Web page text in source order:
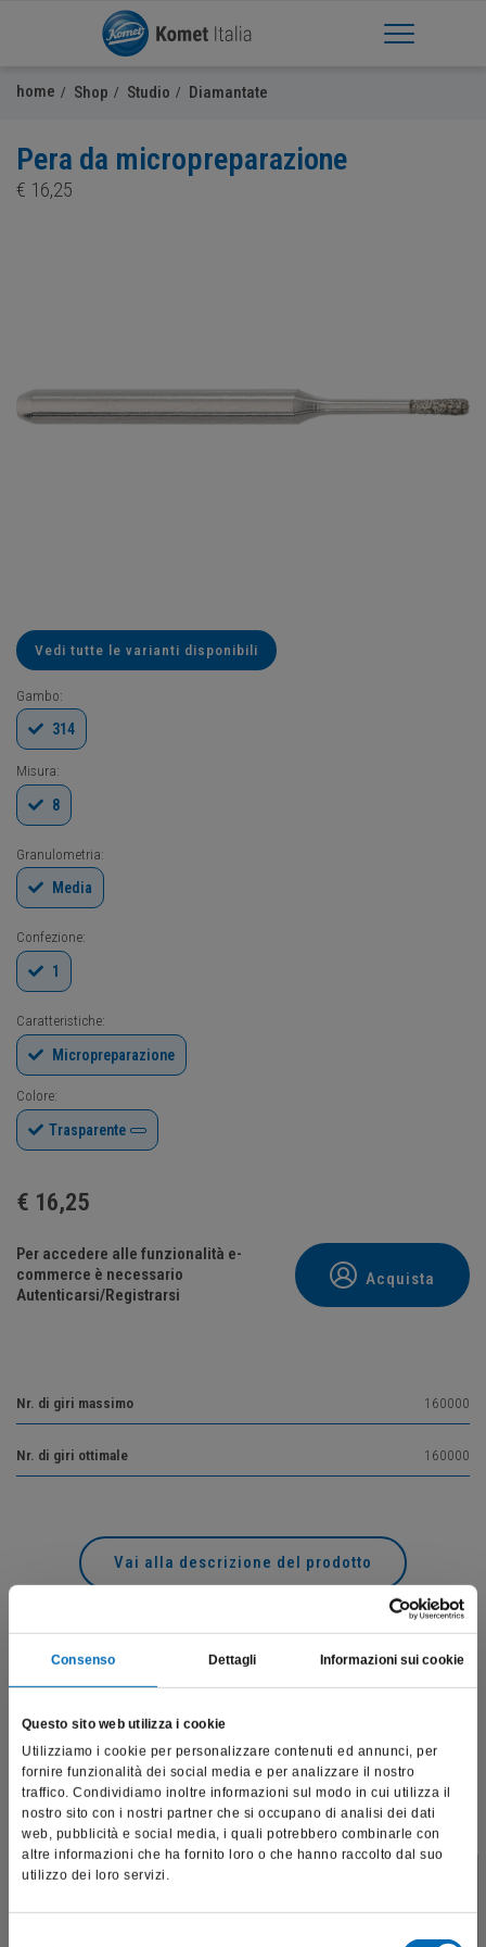
Consenso Dettagli Informazioni sui cookie
Questo sito web utilizza i cookie
Utilizziamo i cookie per personalizzare contenuti ed annunci, per
fornire funzionalità dei social media e per analizzare il nostro
traffico. Condividiamo inoltre informazioni sul modo in cui utilizza il
nostro sito con i nostri partner che si occupano di analisi dei dati
web, pubblicità e social media, i quali potrebbero combinarle con
altre informazioni che ha fornito loro o che hanno raccolto dal suo
utilizzo dei loro servizi.
Apri Menu
home Shop Studio Diamantate
Pera da micropreparazione
€ 16,25
Vedi tutte le varianti disponibili
Gambo:
314
Misura:
8
Granulometria:
Media
Confezione:
1
Caratteristiche:
Micropreparazione
Colore:
Trasparente
€ 16,25
Per accedere alle funzionalità e-
commerce è necessario
Autenticarsi/Registrarsi
Acquista
Nr. di giri massimo 160000
Nr. di giri ottimale 160000
Vai alla descrizione del prodotto
Prodotti correlati
professionali e riporta dati, prodotti e beni sensibili per la
salute e la sicurezza del paziente; pertanto, per visitare il sito,